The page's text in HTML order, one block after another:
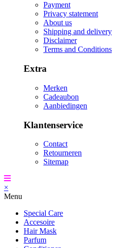
Payment
Privacy statement
About us
Shipping and delivery
Disclaimer
Terms and Conditions
Extra
Merken
Cadeaubon
Aanbiedingen
Klantenservice
Contact
Retourneren
Sitemap
×
Menu
Special Care
Accesoire
Hair Mask
Parfum